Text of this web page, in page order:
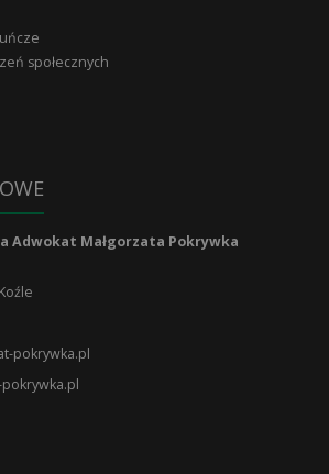
społecznych
Adwokat Małgorzata Pokrywka
pokrywka.pl